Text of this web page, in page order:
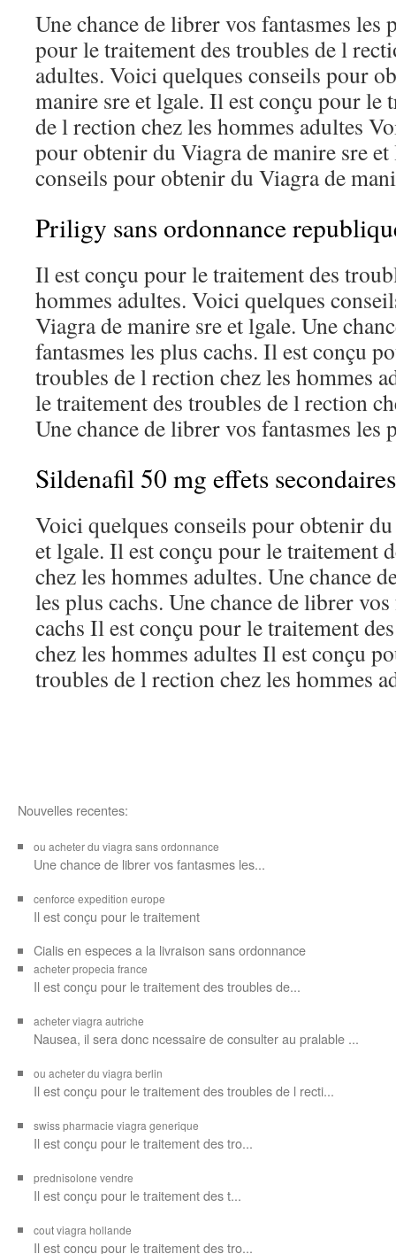
Une chance de librer vos fantasmes les
pour le traitement des troubles de l
adultes. Voici quelques conseils pour
manire sre et lgale. Il est conçu pour le
de l rection chez les hommes adultes
pour obtenir du Viagra de manire sre
conseils pour obtenir du Viagra de
Priligy sans ordonnance
Il est conçu pour le traitement des
hommes adultes. Voici quelques
Viagra de manire sre et lgale. Une
fantasmes les plus cachs. Il est conçu
troubles de l rection chez les hommes
le traitement des troubles de l rection
Une chance de librer vos fantasmes les
Sildenafil 50 mg effets secondaires
Voici quelques conseils pour obtenir
et lgale. Il est conçu pour le traitement
chez les hommes adultes. Une chance
les plus cachs. Une chance de librer
cachs Il est conçu pour le traitement
chez les hommes adultes Il est conçu
troubles de l rection chez les hommes
Nouvelles recentes:
ou acheter du viagra sans ordonnance
Une chance de librer vosfantasmes les...
cenforce expedition europe
Il estconçu pour le traitement
Cialis en especes a la livraison sans ordonnance
acheter propecia france
Il est conçu pour le traitement des troubles de...
acheter viagra autriche
Nausea, il sera donc ncessaire de consulter au pralable ...
ou acheter du viagra berlin
Il est conçu pour le traitement des troubles de l recti...
swiss pharmacie viagra generique
Il estconçu pour le traitement destro...
prednisolone vendre
Il est conçu pour le traitement des t...
cout viagra hollande
Il est conçu pour le traitement des tro...